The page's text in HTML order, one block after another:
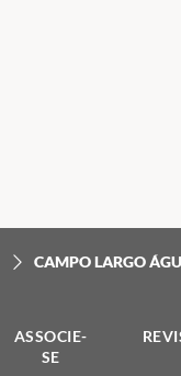
CAMPO LARGO
ASSOCIE-
SE